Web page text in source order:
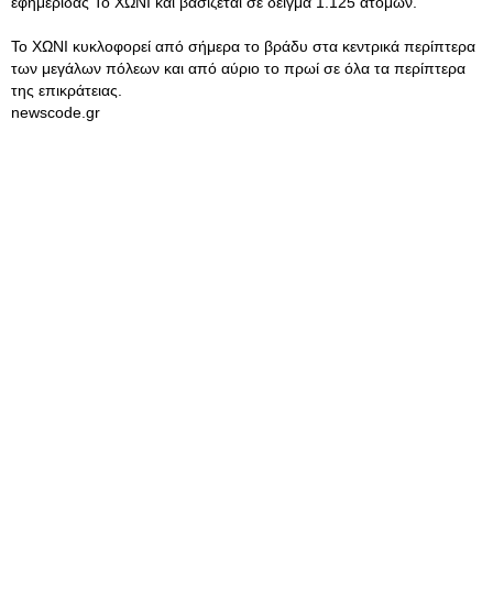
Το ΧΩΝΙ κυκλοφορεί από σήμερα το βράδυ στα κεντρικά περίπτερα
των μεγάλων πόλεων και από αύριο το πρωί σε όλα τα περίπτερα
της επικράτειας.
newscode.gr